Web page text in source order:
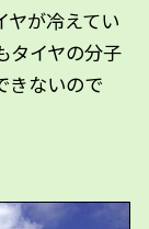
ヤが冷えてい
タイヤの分子
きないので